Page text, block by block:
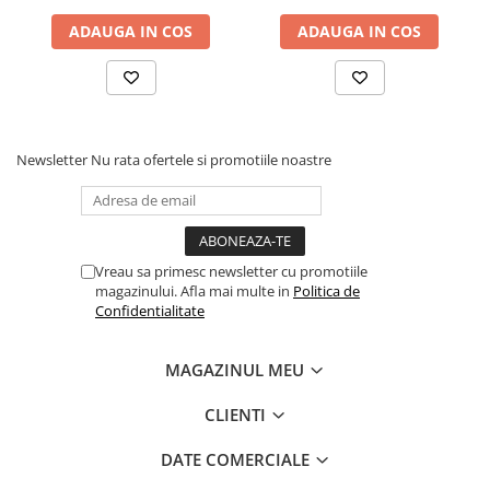
ADAUGA IN COS ADAUGA IN COS
Newsletter Nu rata ofertele si promotiile noastre
Vreau sa primesc newsletter cu promotiile
magazinului. Afla mai multe in Politica de
Confidentialitate
MAGAZINUL MEU
CLIENTI
DATE COMERCIALE